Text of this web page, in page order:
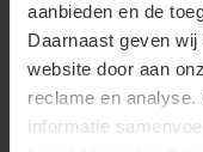
aanbieden en de
Daarnaast geven
website door aan
reclame en
informatie